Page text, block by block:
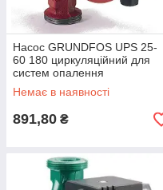
Насос GRUNDFOS UPS 25-
60 180 циркуляційний для
систем опалення
Немає в наявності
891,80 ₴